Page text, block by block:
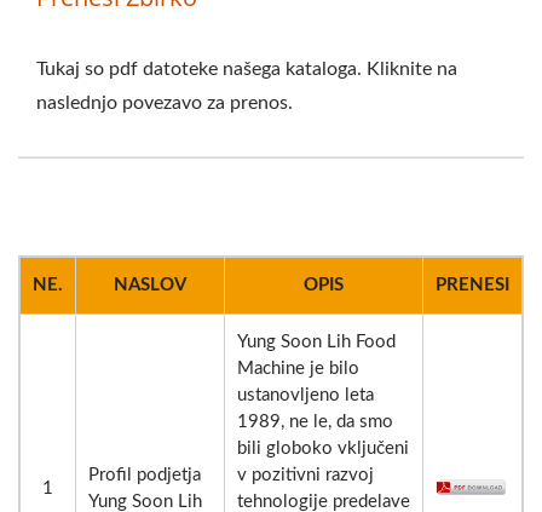
Tukaj so pdf datoteke našega kataloga. Kliknite na
naslednjo povezavo za prenos.
NE. NASLOV OPIS PRENESI
1
Profil podjetja
Yung Soon Lih
Yung Soon Lih Food
Machine je bilo
ustanovljeno leta
1989, ne le, da smo
bili globoko vključeni
v pozitivni razvoj
tehnologije predelave